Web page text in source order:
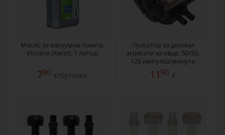
Масло за вакуумна помпа,
Viscano (Kerbl), 1 литър
790 €/бутилка
Пулсатор за доилни
агрегати за овце, 50/50,
120 импулса/минута
1190 €